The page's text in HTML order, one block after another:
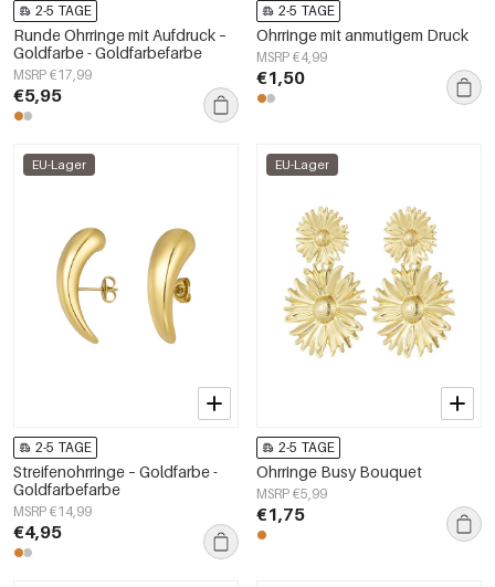
2-5 TAGE
Runde Ohrringe mit Aufdruck –
Goldfarbe - Goldfarbefarbe
MSRP €17,99
€5,95
2-5 TAGE
Ohrringe mit anmutigem Druck
MSRP €4,99
€1,50
EU-Lager
2-5 TAGE
Streifenohrringe – Goldfarbe -
Goldfarbefarbe
MSRP €14,99
€4,95
EU-Lager
2-5 TAGE
Ohrringe Busy Bouquet
MSRP €5,99
€1,75